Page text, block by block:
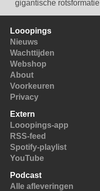
gigantische
Looopings
Nieuws
Wachttijden
Webshop
About
Voorkeuren
Privacy
Extern
Looopings-app
RSS-feed
Spotify-playlist
YouTube
Podcast
Alle afleveringen